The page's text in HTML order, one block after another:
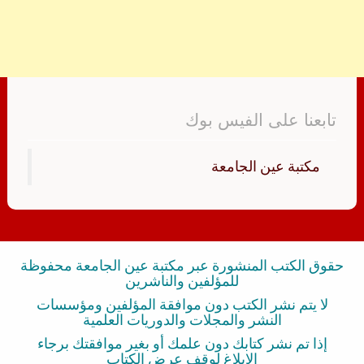
تابعنا على الفيس بوك
‏مكتبة عين الجامعة‏
حقوق الكتب المنشورة عبر مكتبة عين الجامعة محفوظة
للمؤلفين والناشرين
لا يتم نشر الكتب دون موافقة المؤلفين ومؤسسات
النشر والمجلات والدوريات العلمية
إذا تم نشر كتابك دون علمك أو بغير موافقتك برجاء
الإبلاغ لوقف عرض الكتاب